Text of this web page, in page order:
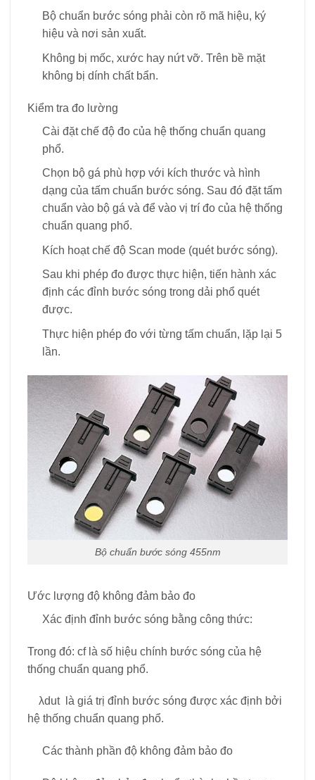
Bộ chuẩn bước sóng phải còn rõ mã hiệu, ký
hiệu và nơi sản xuất.
Không bị mốc, xước hay nứt vỡ. Trên bề mặt
không bị dính chất bẩn.
Kiểm tra đo lường
Cài đặt chế độ đo của hệ thống chuẩn quang
phổ.
Chọn bộ gá phù hợp với kích thước và hình
dạng của tấm chuẩn bước sóng. Sau đó đặt tấm
chuẩn vào bộ gá và để vào vị trí đo của hệ thống
chuẩn quang phổ.
Kích hoạt chế độ Scan mode (quét bước sóng).
Sau khi phép đo được thực hiện, tiến hành xác
định các đỉnh bước sóng trong dải phổ quét
được.
Thực hiện phép đo với từng tấm chuẩn, lặp lại 5
lần.
Bộ chuẩn bước sóng 455nm
Ước lượng độ không đảm bảo đo
Xác định đỉnh bước sóng bằng công thức:
Trong đó: cf là số hiệu chính bước sóng của hệ
thống chuẩn quang phổ.
λdutlà giá trị đỉnh bước sóng được xác định bởi
hệ thống chuẩn quang phổ.
Các thành phần độ không đảm bảo đo